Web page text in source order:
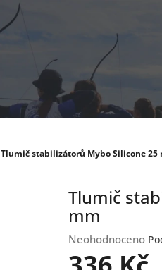
Tlumič stabilizátorů Mybo Silicone 25
Tlumič
mm
Průměrné
hodnocení
Neohodnoceno